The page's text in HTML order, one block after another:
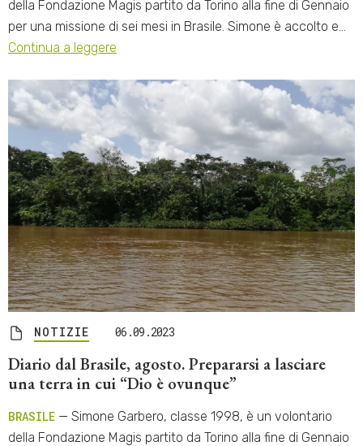
della Fondazione Magis partito da Torino alla fine di Gennaio
per una missione di sei mesi in Brasile. Simone è accolto e…
Continua a leggere
NOTIZIE 06.09.2023
Diario dal Brasile, agosto. Prepararsi a lasciare
una terra in cui “Dio è ovunque”
BRASILE — Simone Garbero, classe 1998, è un volontario
della Fondazione Magis partito da Torino alla fine di Gennaio